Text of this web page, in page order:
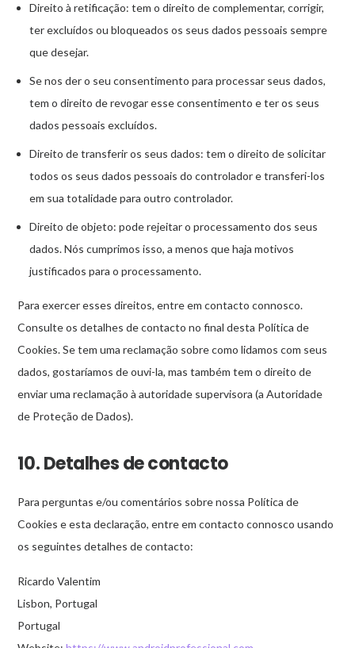
de
AdPredictive
Adriver
detalhes
de
View Privacy Policy View Legitimate Interest Claim
Adtelligence Fornecedor não-TCF Mostrar
detalhes
de
View Privacy Policy View Legitimate Interest Claim
Adverline Fornecedor não-TCF
Adverline
View Privacy Policy View Legitimate Interest Claim
Artsai Fornecedor não-TCF Mostrar
detalhes
de
Artsai
Akamai Fornecedor não-TCF
de
View Privacy Policy
Meta Fornecedor não-TCF
View Privacy Policy
Direito à retificação: tem o direito de complementar, corrigir,
ter excluídos ou bloqueados os seus dados pessoais sempre
que desejar.
Se nos der o seu consentimento para processar seus dados,
tem o direito de revogar esse consentimento e ter os seus
dados pessoais excluídos.
Direito de transferir os seus dados: tem o direito de solicitar
todos os seus dados pessoais do controlador e transferi-los
em sua totalidade para outro controlador.
Direito de objeto: pode rejeitar o processamento dos seus
dados. Nós cumprimos isso, a menos que haja motivos
justificados para o processamento.
Para exercer esses direitos, entre em contacto connosco.
Consulte os detalhes de contacto no final desta Política de
Cookies. Se tem uma reclamação sobre como lidamos com seus
dados, gostaríamos de ouvi-la, mas também tem o direito de
enviar uma reclamação à autoridade supervisora (a Autoridade
de Proteção de Dados).
10. Detalhes de contacto
Para perguntas e/ou comentários sobre nossa Política de
Cookies e esta declaração, entre em contacto connosco usando
os seguintes detalhes de contacto:
Ricardo Valentim
Lisbon, Portugal
Portugal